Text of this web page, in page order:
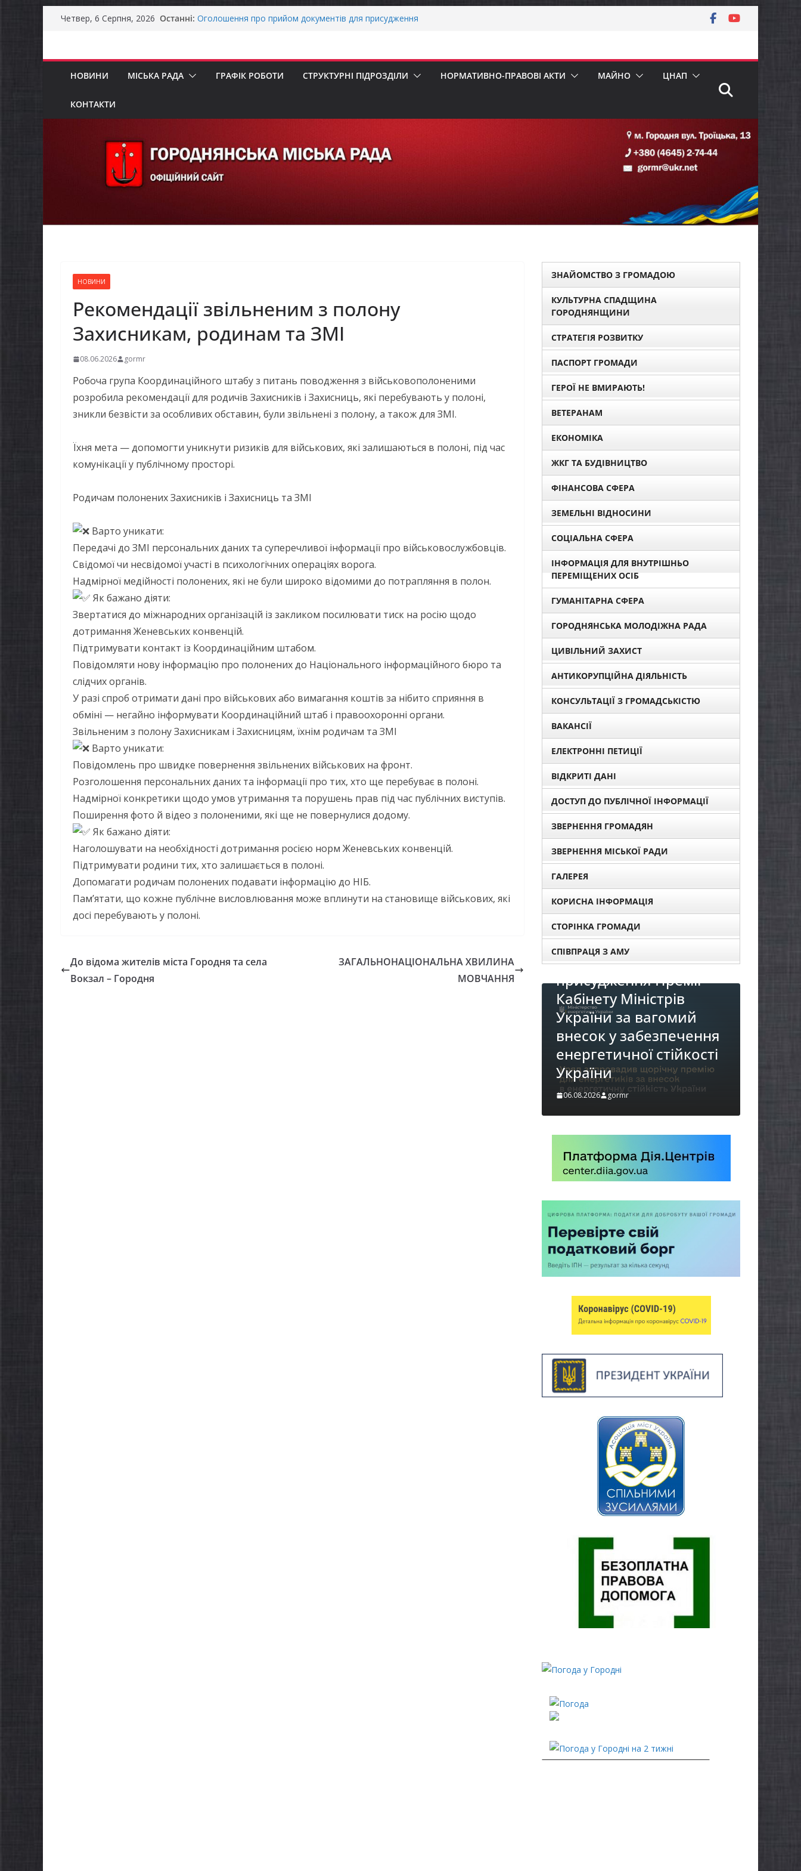
Перейти
Четвер, 6 Серпня, 2026 Останні: Оголошення про прийом документів для присудження
бізнесу»
НОВИНИ МІСЬКА РАДА ГРАФІК РОБОТИ СТРУКТУРНІ ПІДРОЗДІЛИ НОРМАТИВНО-ПРАВОВІ АКТИ МАЙНО ЦНАП
КОНТАКТИ
НОВИНИ
Рекомендації звільненим з полону
Захисникам, родинам та ЗМІ
08.06.2026 gormr
Робоча група Координаційного штабу з питань поводження з військовополоненими
розробила рекомендації для родичів Захисників і Захисниць, які перебувають у полоні,
зникли безвісти за особливих обставин, були звільнені з полону, а також для ЗМІ.
Їхня мета — допомогти уникнути ризиків для військових, які залишаються в полоні, під час
комунікації у публічному просторі.
Родичам полонених Захисників і Захисниць та ЗМІ
Варто уникати:
Передачі до ЗМІ персональних даних та суперечливої інформації про військовослужбовців.
Свідомої чи несвідомої участі в психологічних операціях ворога.
Надмірної медійності полонених, які не були широко відомими до потрапляння в полон.
Як бажано діяти:
Звертатися до міжнародних організацій із закликом посилювати тиск на росію щодо
дотримання Женевських конвенцій.
Підтримувати контакт із Координаційним штабом.
Повідомляти нову інформацію про полонених до Національного інформаційного бюро та
слідчих органів.
У разі спроб отримати дані про військових або вимагання коштів за нібито сприяння в
обміні — негайно інформувати Координаційний штаб і правоохоронні органи.
Звільненим з полону Захисникам і Захисницям, їхнім родичам та ЗМІ
Варто уникати:
Повідомлень про швидке повернення звільнених військових на фронт.
Розголошення персональних даних та інформації про тих, хто ще перебуває в полоні.
Надмірної конкретики щодо умов утримання та порушень прав під час публічних виступів.
Поширення фото й відео з полоненими, які ще не повернулися додому.
Як бажано діяти:
Наголошувати на необхідності дотримання росією норм Женевських конвенцій.
Підтримувати родини тих, хто залишається в полоні.
Допомагати родичам полонених подавати інформацію до НІБ.
Пам’ятати, що кожне публічне висловлювання може вплинути на становище військових, які
досі перебувають у полоні.
До відома жителів міста Городня та села
Вокзал – Городня
ЗАГАЛЬНОНАЦІОНАЛЬНА ХВИЛИНА
МОВЧАННЯ
ЗНАЙОМСТВО З ГРОМАДОЮ
КУЛЬТУРНА СПАДЩИНА
ГОРОДНЯНЩИНИ
СТРАТЕГІЯ РОЗВИТКУ
ПАСПОРТ ГРОМАДИ
ГЕРОЇ НЕ ВМИРАЮТЬ!
ВЕТЕРАНАМ
ЕКОНОМІКА
ЖКГ ТА БУДІВНИЦТВО
ФІНАНСОВА СФЕРА
ЗЕМЕЛЬНІ ВІДНОСИНИ
СОЦІАЛЬНА СФЕРА
ІНФОРМАЦІЯ ДЛЯ ВНУТРІШНЬО
ПЕРЕМІЩЕНИХ ОСІБ
ГУМАНІТАРНА СФЕРА
ГОРОДНЯНСЬКА МОЛОДІЖНА РАДА
ЦИВІЛЬНИЙ ЗАХИСТ
АНТИКОРУПЦІЙНА ДІЯЛЬНІСТЬ
КОНСУЛЬТАЦІЇ З ГРОМАДСЬКІСТЮ
ВАКАНСІЇ
ЕЛЕКТРОННІ ПЕТИЦІЇ
ВІДКРИТІ ДАНІ
ДОСТУП ДО ПУБЛІЧНОЇ ІНФОРМАЦІЇ
ЗВЕРНЕННЯ ГРОМАДЯН
ЗВЕРНЕННЯ МІСЬКОЇ РАДИ
ГАЛЕРЕЯ
КОРИСНА ІНФОРМАЦІЯ
СТОРІНКА ГРОМАДИ
СПІВПРАЦЯ З АМУ
Оголошення про
прийом документів для
присудження Премії
України за вагомий
внесок у забезпечення
енергетичної стійкості
До уваги представників
бізнесу!
06.08.2026 gormr